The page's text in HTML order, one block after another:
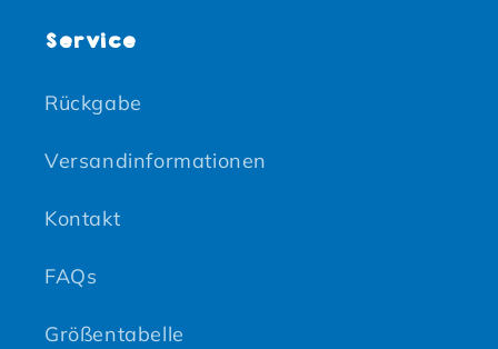
Service
Rückgabe
Versandinformationen
Kontakt
FAQs
Größentabelle